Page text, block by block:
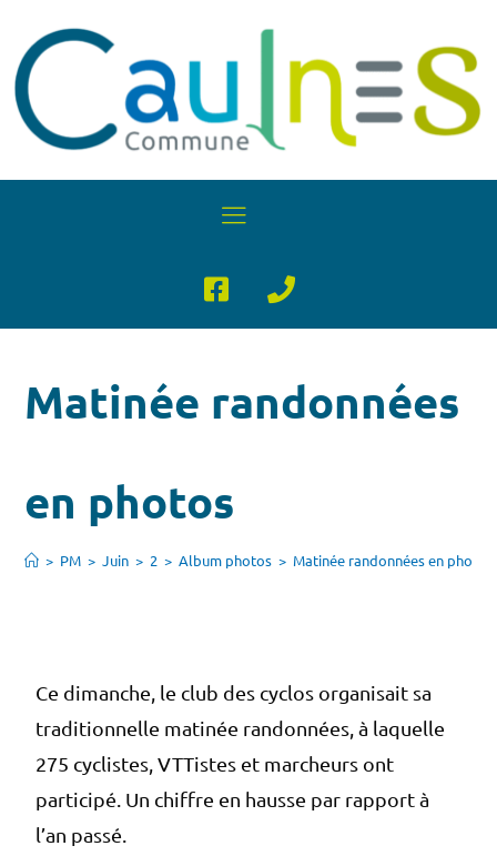
Matinée randonnées
en photos
> PM > Juin > 2 > Album photos > Matinée randonnées en photos
Ce dimanche, le club des cyclos organisait sa
traditionnelle matinée randonnées, à laquelle
275 cyclistes, VTTistes et marcheurs ont
participé. Un chiffre en hausse par rapport à
l’an passé.